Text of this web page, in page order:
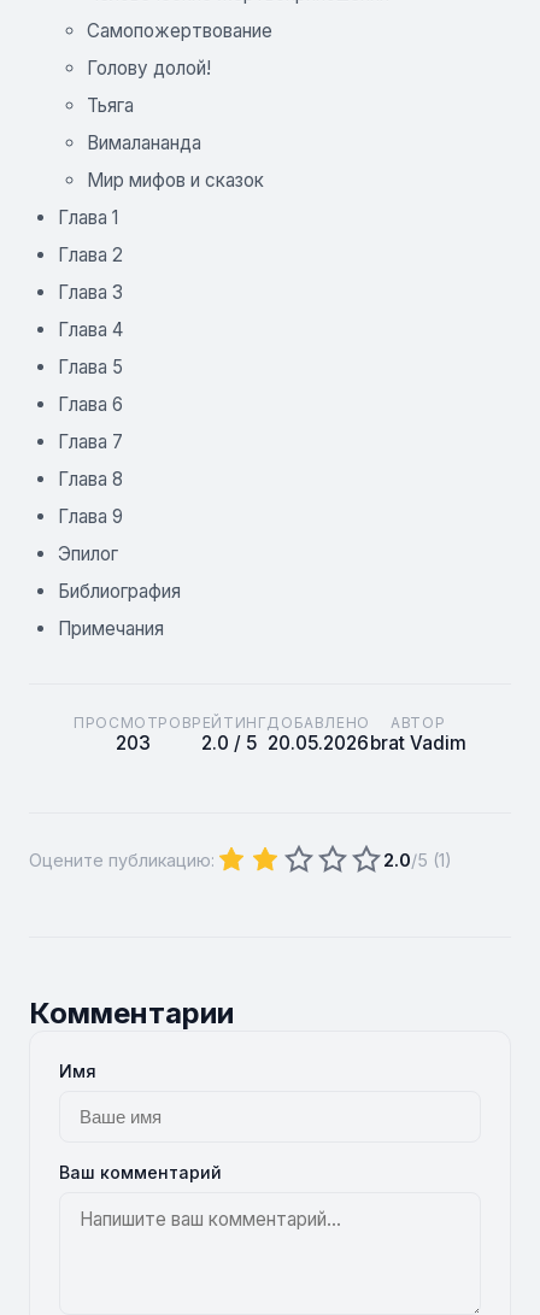
Самопожертвование
Голову долой!
Тьяга
Вималананда
Мир мифов и сказок
Глава 1
Глава 2
Глава 3
Глава 4
Глава 5
Глава 6
Глава 7
Глава 8
Глава 9
Эпилог
Библиография
Примечания
ПРОСМОТРОВ
203
РЕЙТИНГ
2.0 / 5
ДОБАВЛЕНО
20.05.2026
АВТОР
brat Vadim
Оцените публикацию: 2.0/5 (1)
Комментарии
Имя
Ваш комментарий